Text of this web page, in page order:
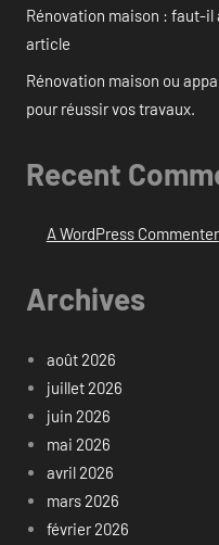
Rénovation maison : faut-il
article
Rénovation maison ou
pour réussir vos travaux.
Recent
A WordPress Commenter
Archives
août 2026
juillet 2026
juin 2026
mai 2026
avril 2026
mars 2026
février 2026